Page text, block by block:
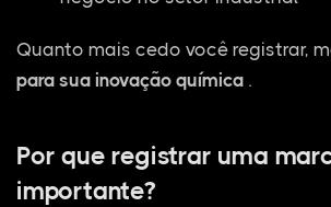
Quanto mais cedo você registrar,
para sua inovação química .
Por que registrar uma
importante?